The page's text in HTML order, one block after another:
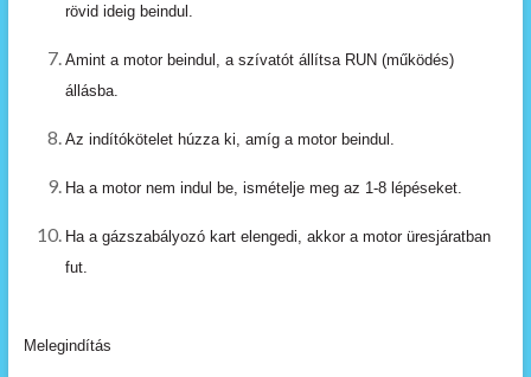
rövid ideig beindul.
Amint a motor beindul, a szívatót állítsa RUN (működés)
állásba.
Az indítókötelet húzza ki, amíg a motor beindul.
Ha a motor nem indul be, ismételje meg az 1-8 lépéseket.
Ha a gázszabályozó kart elengedi, akkor a motor üresjáratban
fut.
Melegindítás